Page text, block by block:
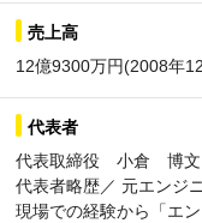
売上高
12億9300万円(2008年
代表者
代表取締役 小倉 博文
代表者略歴／ 元エンジ
現場での経験から「エ